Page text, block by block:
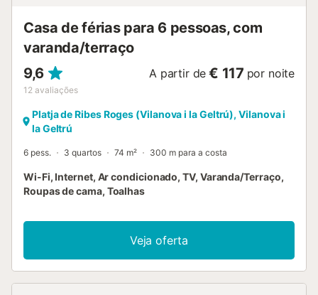
utilização da p...
Casa de férias para 6 pessoas, com
varanda/terraço
9,6
12 avaliações
A partir de € 117 por noite
Platja de Ribes Roges (Vilanova i la Geltrú), Vilanova i
la Geltrú
6 pess. 3 quartos 74 m² 300 m para a costa
Wi-Fi, Internet, Ar condicionado, TV, Varanda/Terraço,
Roupas de cama, Toalhas
Veja oferta